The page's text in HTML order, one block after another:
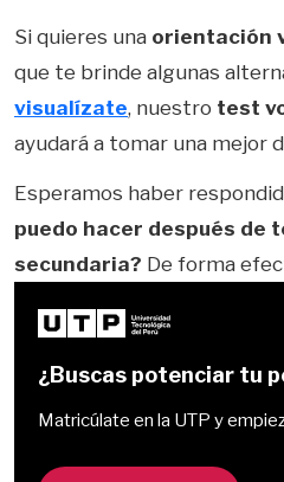
Si quieres una orientación
que te brinde algunas
visualízate, nuestro test
ayudará a tomar una mejor
Esperamos haber
puedo hacer después de
secundaria? De forma
¿Buscas potenciar tu
Matricúlate en la UTP y